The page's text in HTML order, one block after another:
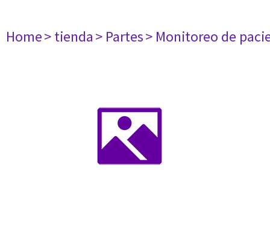
Home> tienda> Partes> Monitoreo de